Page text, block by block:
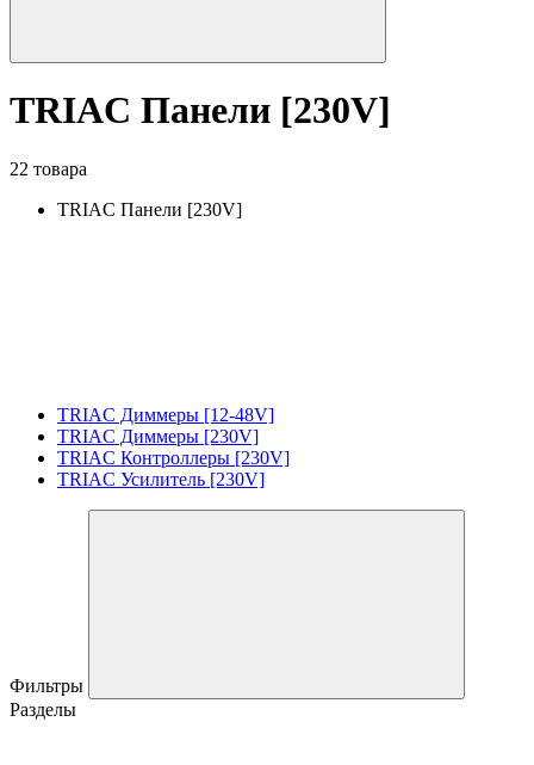
TRIAC Панели [230V]
22 товара
TRIAC Панели [230V]
TRIAC Диммеры [12-48V]
TRIAC Диммеры [230V]
TRIAC Контроллеры [230V]
TRIAC Усилитель [230V]
Фильтры
Разделы